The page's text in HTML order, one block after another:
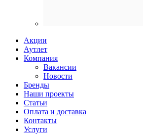
Акции
Аутлет
Компания
Вакансии
Новости
Бренды
Наши проекты
Статьи
Оплата и доставка
Контакты
Услуги